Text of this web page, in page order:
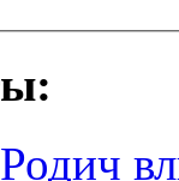
Родич